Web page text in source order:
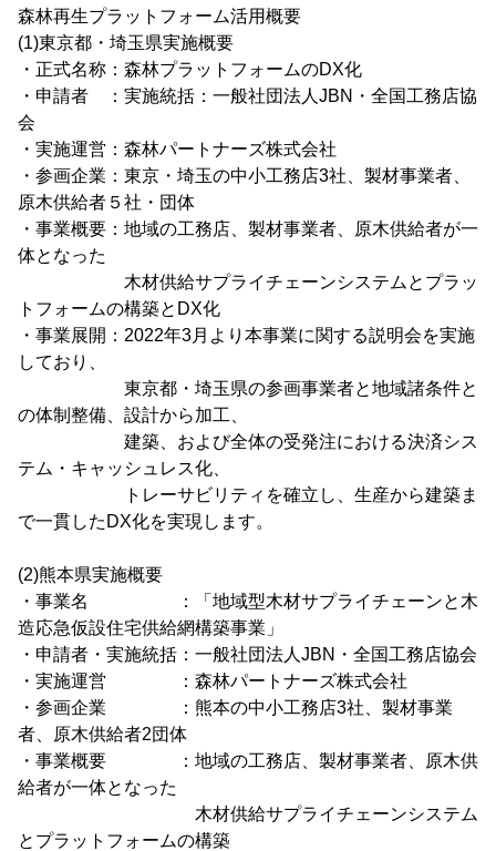
森林再生プラットフォーム活用概要
(1)東京都・埼玉県実施概要
・正式名称：森林プラットフォームのDX化
・申請者 ：実施統括：一般社団法人JBN・全国工務店協
会
・実施運営：森林パートナーズ株式会社
・参画企業：東京・埼玉の中小工務店3社、製材事業者、
原木供給者５社・団体
・事業概要：地域の工務店、製材事業者、原木供給者が一
体となった
木材供給サプライチェーンシステムとプラッ
トフォームの構築とDX化
・事業展開：2022年3月より本事業に関する説明会を実施
しており、
東京都・埼玉県の参画事業者と地域諸条件と
の体制整備、設計から加工、
建築、および全体の受発注における決済シス
テム・キャッシュレス化、
トレーサビリティを確立し、生産から建築ま
で一貫したDX化を実現します。
(2)熊本県実施概要
・事業名 ：「地域型木材サプライチェーンと木
造応急仮設住宅供給網構築事業」
・申請者・実施統括：一般社団法人JBN・全国工務店協会
・実施運営 ：森林パートナーズ株式会社
・参画企業 ：熊本の中小工務店3社、製材事業
者、原木供給者2団体
・事業概要 ：地域の工務店、製材事業者、原木供
給者が一体となった
木材供給サプライチェーンシステム
とプラットフォームの構築